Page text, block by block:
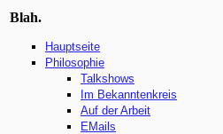
Blah.
Hauptseite
Philosophie
Talkshows
Im Bekanntenkreis
Auf der Arbeit
EMails